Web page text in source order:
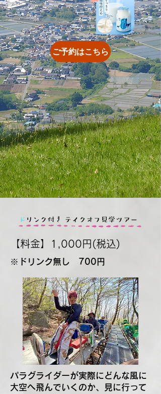
ご予約はこちら
【料金】1,000円(税込)
※ドリンク無し 700円
パラグライダーが実際にどんな風に
大空へ飛んでいくのか、見に行って